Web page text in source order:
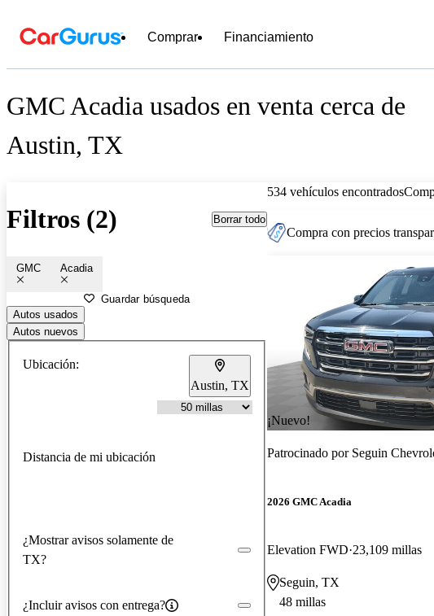
Comprar Financiamiento
GMC Acadia usados en venta cerca de
Austin, TX
Filtros (2) Borrar todo
GMC Acadia
Guardar búsqueda
Autos usados
Autos nuevos
Ubicación:
Austin, TX
Distancia de mi ubicación
¿Mostrar avisos solamente de
TX?
¿Incluir avisos con entrega?
534 vehículos encontrados
Compra con precios
¡Nuevo!
Patrocinado por Seguin
2026 GMC Acadia
Elevation FWD 23,109 millas
Seguin, TX
48 millas